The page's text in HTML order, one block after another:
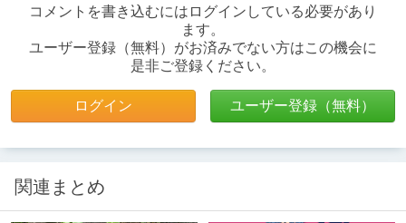
コメントを書き込むにはログインしている必要があり
ます。
ユーザー登録（無料）がお済みでない方はこの機会に
是非ご登録ください。
ログイン ユーザー登録（無料）
関連まとめ